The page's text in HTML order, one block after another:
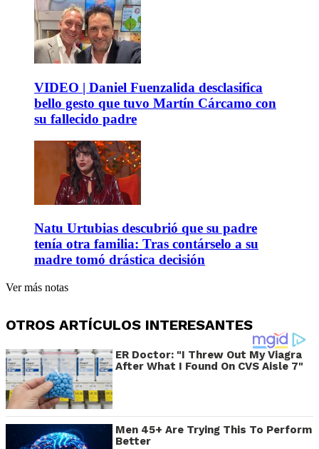
VIDEO | Daniel Fuenzalida desclasifica
bello gesto que tuvo Martín Cárcamo con
su fallecido padre
Natu Urtubias descubrió que su padre
tenía otra familia: Tras contárselo a su
madre tomó drástica decisión
Ver más notas
OTROS ARTÍCULOS INTERESANTES
ER Doctor: "I Threw Out My Viagra
After What I Found On CVS Aisle 7"
Men 45+ Are Trying This To Perform
Better